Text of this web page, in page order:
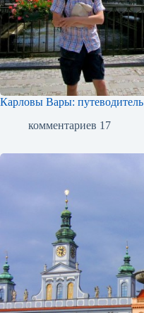
Карловы Вары: путеводитель
комментариев 17